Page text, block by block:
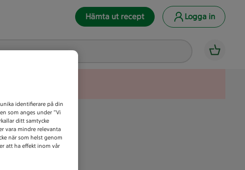
Hämta ut recept Logga in
identifierare på din
som anges under ”Vi
ditt samtycke
vara mindre relevanta
när som helst genom
att ha effekt inom vår